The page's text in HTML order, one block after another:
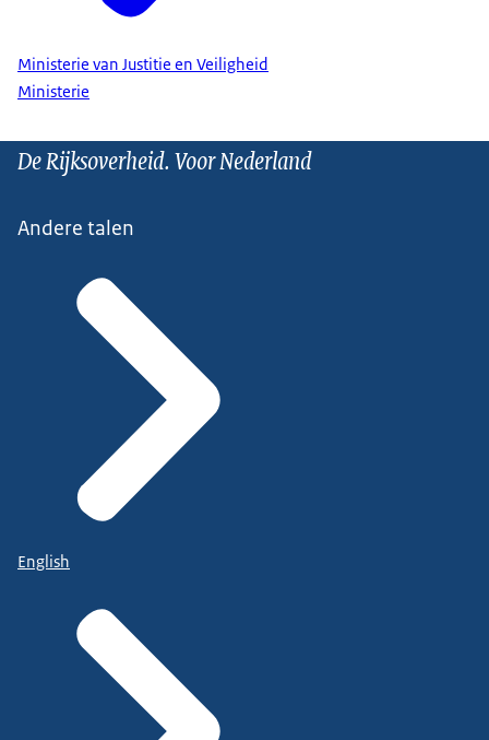
Ministerie van Justitie en Veiligheid
Ministerie
De Rijksoverheid. Voor Nederland
Andere talen
English